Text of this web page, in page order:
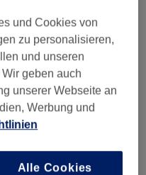
118 Bewertungen
und Cookies von
zu personalisieren,
und unseren
geben auch
unserer Webseite an
Werbung und
Alle Cookies